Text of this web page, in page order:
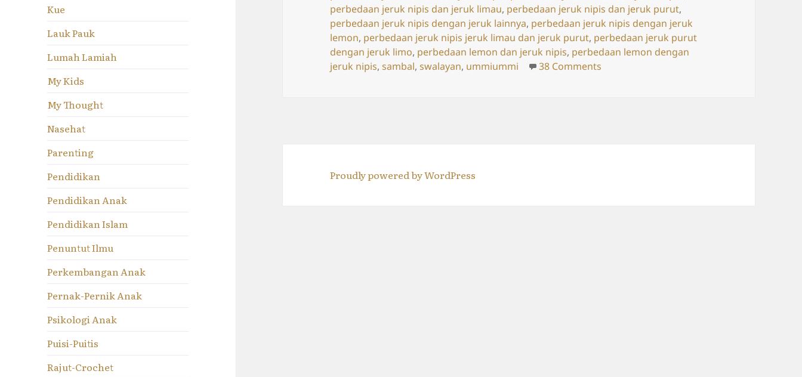
Kue
Lauk Pauk
Lumah Lamiah
My Kids
My Thought
Nasehat
Parenting
Pendidikan
Pendidikan Anak
Pendidikan Islam
Penuntut Ilmu
Perkembangan Anak
Pernak-Pernik Anak
Psikologi Anak
Puisi-Puitis
Rajut-Crochet
perbedaan jeruk nipis dan jeruk limau, perbedaan jeruk nipis dan jeruk purut,
perbedaan jeruk nipis dengan jeruk lainnya, perbedaan jeruk nipis dengan jeruk
lemon, perbedaan jeruk nipis jeruk limau dan jeruk purut, perbedaan jeruk purut
dengan jeruk limo, perbedaan lemon dan jeruk nipis, perbedaan lemon dengan
jeruk nipis,sambal,swalayan, ummiummi 38 Comments
Proudly powered by WordPress